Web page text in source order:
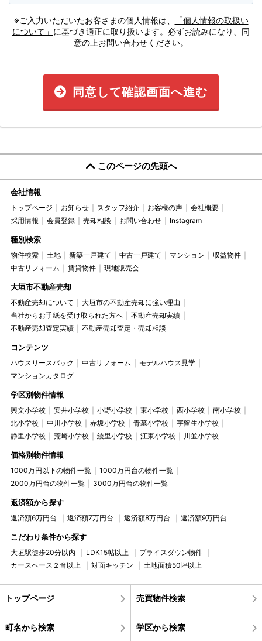
※ご入力いただいたお客さまの個人情報は、
「個人情報の取扱い
について」 に基づき適正に取り扱います。必ずお読みになり、同
意の上お問い合わせください。
同意して確認画面へ進む
このページの先頭へ
会社情報
トップページ お知らせ スタッフ紹介 お客様の声
会社概要
採用情報
会員登録 売却相談 お問い合わせ Instagram
種別検索
物件検索 土地 新築一戸建て 中古一戸建て マンション
収益物件
中古リフォーム
賃貸物件 現地販売会
大垣市不動産売却
不動産売却について
大垣市の不動産売却に強い理由
当社からお手紙を受け取られた方へ
不動産売却実績
不動産売却査定実績
不動産売却査定・売却相談
コンテンツ
ハウスリースバック 中古リフォーム
モデルハウス見学
マンションカタログ
学区別物件情報
興文小学校 安井小学校 小野小学校 東小学校 西小学校
南小学校
北小学校
中川小学校 赤坂小学校 青墓小学校
宇留生小学校
静里小学校
荒崎小学校 綾里小学校 江東小学校 川並小学校
価格別物件情報
1000万円以下の物件一覧
1000万円台の物件一覧
2000万円台の物件一覧
3000万円台の物件一覧
返済額から探す
返済額6万円台 返済額7万円台 返済額8万円台 返済額9万円台
こだわり条件から探す
大垣駅徒歩20分以内 LDK15帖以上
プライスダウン物件
カースペース２台以上
対面キッチン 土地面積50坪以上
トップページ 売買物件検索
町名から検索 学区から検索